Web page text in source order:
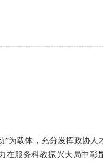
为载体，充分发挥政协人
在服务科教振兴大局中彰